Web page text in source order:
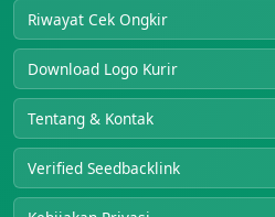
Riwayat Cek Ongkir
Download Logo Kurir
Tentang & Kontak
Verified Seedbacklink